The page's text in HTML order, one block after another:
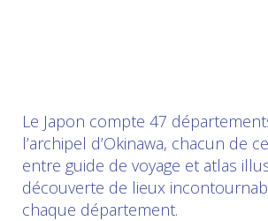
Le Japon compte 47
l’archipel d’Okinawa, chacun
entre guide de voyage et atlas
découverte de lieux
chaque département.